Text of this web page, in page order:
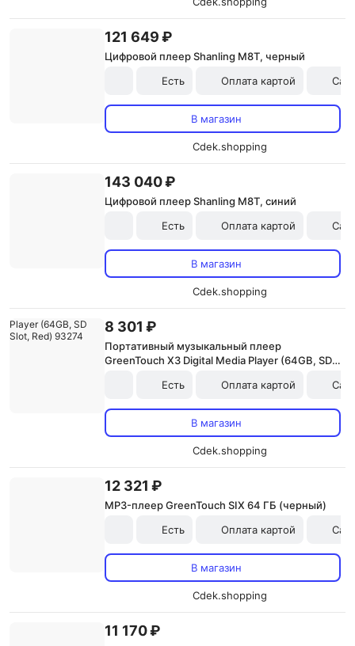
121 649 ₽
Цифровой плеер Shanling M8T, черный
Есть
Оплата картой
В магазин
Cdek.shopping
143 040 ₽
Цифровой плеер Shanling M8T, синий
Есть
Оплата картой
В магазин
Cdek.shopping
8 301 ₽
Портативный музыкальный плеер
GreenTouch X3 Digital Media Player (64GB, SD
Есть
Оплата картой
В магазин
Cdek.shopping
12 321 ₽
MP3-плеер GreenTouch SIX 64 ГБ (черный)
Есть
Оплата картой
В магазин
Cdek.shopping
11 170 ₽